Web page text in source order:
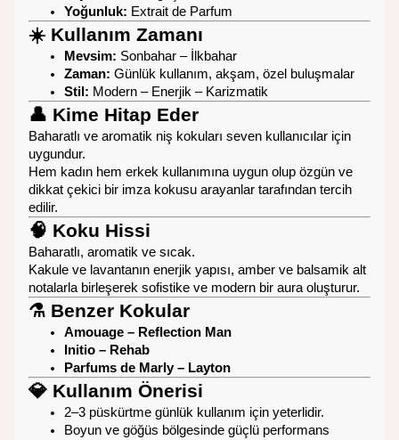
Yoğunluk: Extrait de Parfum
☀️ Kullanım Zamanı
Mevsim: Sonbahar – İlkbahar
Zaman: Günlük kullanım, akşam, özel buluşmalar
Stil: Modern – Enerjik – Karizmatik
👤 Kime Hitap Eder
Baharatlı ve aromatik niş kokuları seven kullanıcılar için
uygundur.
Hem kadın hem erkek kullanımına uygun olup özgün ve
dikkat çekici bir imza kokusu arayanlar tarafından tercih
edilir.
🧠 Koku Hissi
Baharatlı, aromatik ve sıcak.
Kakule ve lavantanın enerjik yapısı, amber ve balsamik alt
notalarla birleşerek sofistike ve modern bir aura oluşturur.
⚗️ Benzer Kokular
Amouage – Reflection Man
Initio – Rehab
Parfums de Marly – Layton
💎 Kullanım Önerisi
2–3 püskürtme günlük kullanım için yeterlidir.
Boyun ve göğüs bölgesinde güçlü performans